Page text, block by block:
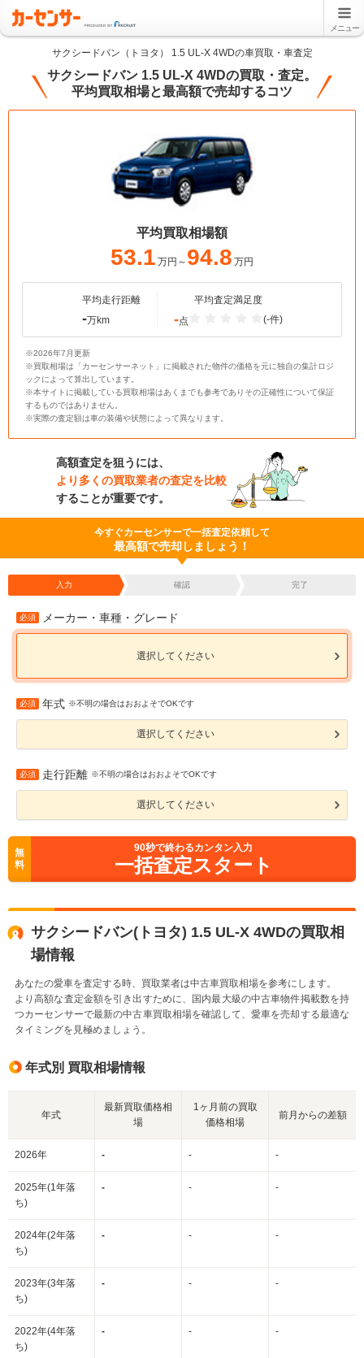
メニュー
サクシードバン（トヨタ） 1.5 UL-X 4WDの車買取・車査定
サクシードバン 1.5 UL-X 4WDの買取・査定。
平均買取相場と最高額で売却するコツ
平均買取相場額
53.1 万円～ 94.8 万円
平均走行距離
-万km
平均査定満足度
-点 (-件)
※2026年7月更新
※買取相場は「カーセンサーネット」に掲載された物件の価格を元に独自の集計ロジ
ックによって算出しています。
※本サイトに掲載している買取相場はあくまでも参考でありその正確性について保証
するものではありません。
※実際の査定額は車の装備や状態によって異なります。
高額査定を狙うには、
より多くの買取業者の査定を比較
することが重要です。
今すぐカーセンサーで一括査定依頼して
最高額で売却しましょう！
入力 確認 完了
必須 メーカー・車種・グレード
選択してください
必須 年式 ※不明の場合はおおよそでOKです
選択してください
必須 走行距離 ※不明の場合はおおよそでOKです
選択してください
無
料
90秒で終わるカンタン入力
一括査定スタート
サクシードバン(トヨタ) 1.5 UL-X 4WDの買取相
場情報
あなたの愛車を査定する時、買取業者は中古車買取相場を参考にします。
より高額な査定金額を引き出すために、国内最大級の中古車物件掲載数を持
つカーセンサーで最新の中古車買取相場を確認して、愛車を売却する最適な
タイミングを見極めましょう。
年式別 買取相場情報
年式
最新買取価格相
場
1ヶ月前の買取
価格相場
前月からの差額
2026年 - - -
2025年(1年落
ち)
- - -
2024年(2年落
ち)
- - -
2023年(3年落
ち)
- - -
2022年(4年落
ち)
- - -